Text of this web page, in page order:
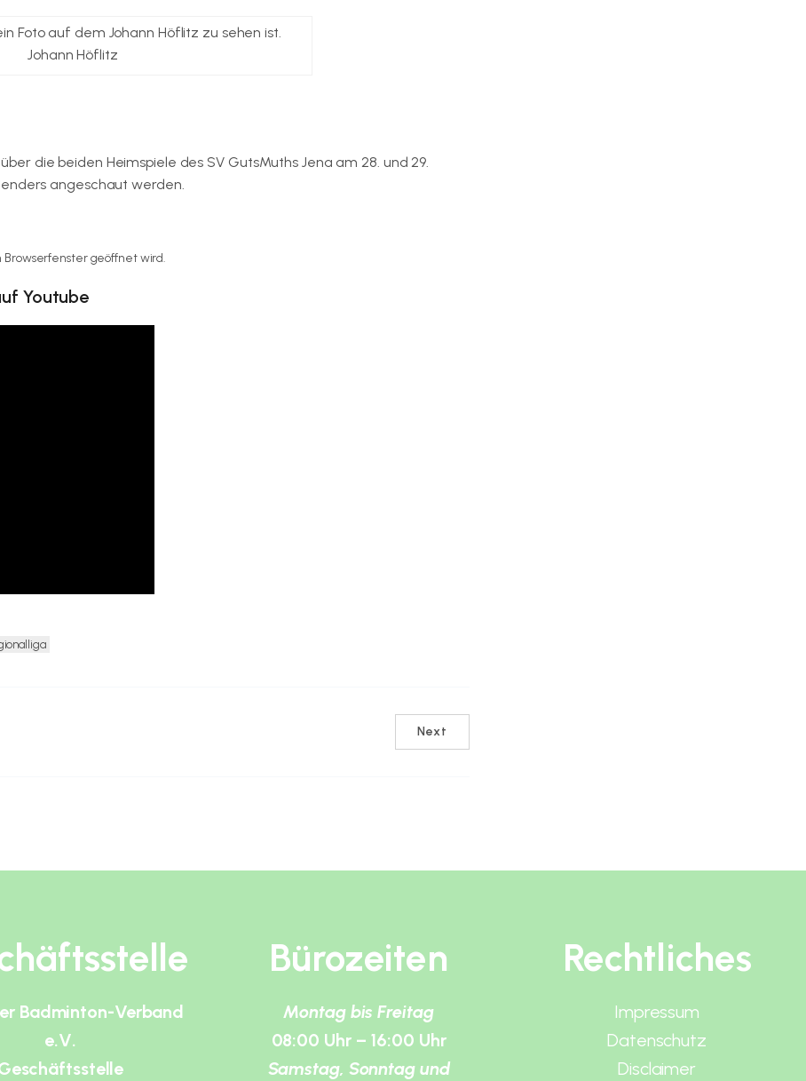
Johann Höflitz
die beiden Heimspiele des SV GutsMuths Jena am 28. und 29.
angeschaut werden.
geöffnet wird.
Youtube
Next
Badminton-Verband
e.V.
Bürozeiten
Montag bis Freitag
08:00 Uhr – 16:00 Uhr
Samstag, Sonntag und
Rechtliches
Impressum
Datenschutz
Disclaimer